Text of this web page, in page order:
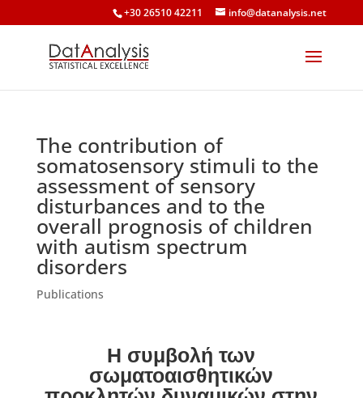
+30 26510 42211 info@datanalysis.net
The contribution of
somatosensory stimuli to the
assessment of sensory
disturbances and to the
overall prognosis of children
with autism spectrum
disorders
Publications
Η συμβολή των
σωματοαισθητικών